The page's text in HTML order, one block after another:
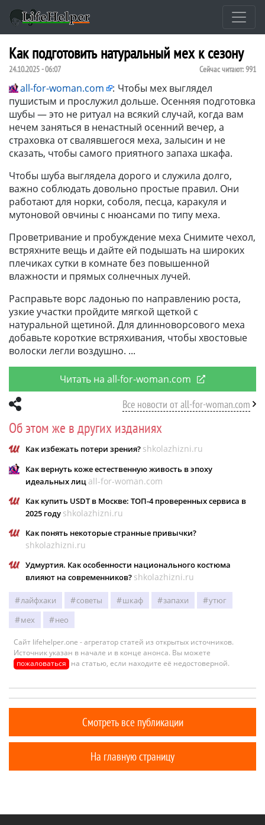
Как подготовить натуральный мех к сезону
24.10.2025 - 06:07 Сейчас читают:991
all-for-woman.com : Чтобы мех выглядел
пушистым и прослужил дольше. Осенняя подготовка
шубы — это не ритуал на всякий случай, когда вам
нечем заняться в ненастный осенний вечер, а
страховка от свалявшегося меха, залысин и не
сказать, чтобы самого приятного запаха шкафа.
Чтобы шуба выглядела дорого и служила долго,
важно соблюдать довольно простые правил. Они
работают для норки, соболя, песца, каракуля и
мутоновой овчины с нюансами по типу меха.
Проветривание и пробуждение меха Снимите чехол,
встряхните вещь и дайте ей подышать на широких
плечиках сутки в комнате без повышенной
влажности и прямых солнечных лучей.
Расправьте ворс ладонью по направлению роста,
узкие участки пройдите мягкой щеткой с
натуральной щетиной. Для длинноворсового меха
добавьте короткие встряхивания, чтобы хвостовые
волоски легли воздушно.
Читать на all-for-woman.com
Все новости от all-for-woman.com
Об этом же в других изданиях
Как избежать потери зрения? shkolazhizni.ru
Как вернуть коже естественную живость в эпоху
идеальных лиц all-for-woman.com
Как купить USDT в Москве: ТОП-4 проверенных сервиса в
2025 году shkolazhizni.ru
Как понять некоторые странные привычки?
shkolazhizni.ru
Удмуртия. Как особенности национального костюма
влияют на современников? shkolazhizni.ru
лайфхаки советы шкаф запахи
утюг
мех
нео
Сайт lifehelper.one - агрегатор статей из открытых источников.
Источник указан в начале и в конце анонса. Вы можете
пожаловаться на статью, если находите её недостоверной.
Смотреть все публикации
На главную страницу